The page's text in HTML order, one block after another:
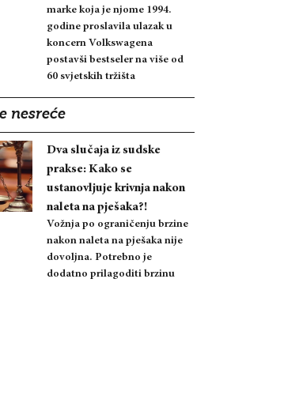
marke koja je njome 1994.
godine proslavila ulazak u
koncern Volkswagena
postavši bestseler na više od
60 svjetskih tržišta
nesreće
Dva slučaja iz sudske
prakse: Kako se
ustanovljuje krivnja nakon
naleta na pješaka?!
Vožnja po ograničenju brzine
nakon naleta na pješaka nije
dovoljna. Potrebno je
dodatno prilagoditi brzinu